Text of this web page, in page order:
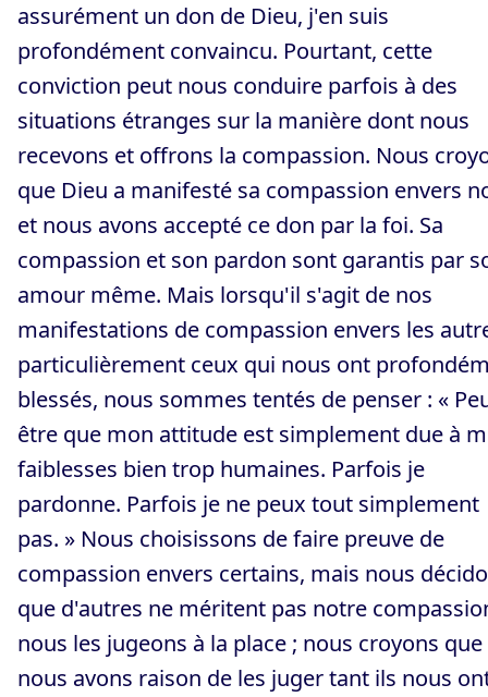
assurément un don de Dieu, j'en suis
profondément convaincu. Pourtant, cette
conviction peut nous conduire parfois à des
situations étranges sur la manière dont nous
recevons et offrons la compassion. Nous
que Dieu a manifesté sa compassion envers
et nous avons accepté ce don par la foi. Sa
compassion et son pardon sont garantis par
amour même. Mais lorsqu'il s'agit de nos
manifestations de compassion envers les
particulièrement ceux qui nous ont
blessés, nous sommes tentés de penser : «
être que mon attitude est simplement due à
faiblesses bien trop humaines. Parfois je
pardonne. Parfois je ne peux tout simplement
pas. » Nous choisissons de faire preuve de
compassion envers certains, mais nous
que d'autres ne méritent pas notre
nous les jugeons à la place ; nous croyons que
nous avons raison de les juger tant ils nous